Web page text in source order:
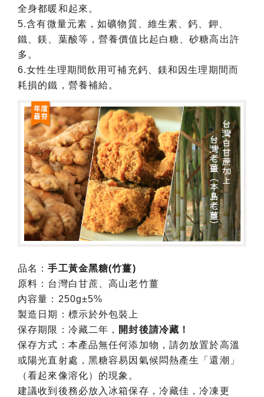
全身都暖和起來。
5.含有微量元素，如礦物質、維生素、鈣、鉀、
鐵、鎂、葉酸等，營養價值比起白糖、砂糖高出許
多。
6.女性生理期間飲用可補充鈣、鎂和因生理期間而
耗損的鐵，營養補給。
品名：手工黃金黑糖(竹薑)
原料：台灣白甘蔗、高山老竹薑
內容量：250g±5%
製造日期：標示於外包裝上
保存期限：冷藏二年， 開封後請冷藏！
保存方式：本產品無任何添加物，請勿放置於高溫
或陽光直射處，黑糖容易因氣候悶熱產生「還潮」
（看起來像溶化）的現象。
建議收到後務必放入冰箱保存，冷藏佳，冷凍更